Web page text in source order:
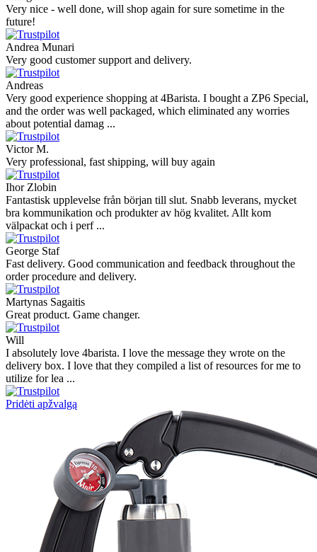
Very nice - well done, will shop again for sure sometime in the
future!
Andrea Munari
Very good customer support and delivery.
Andreas
Very good experience shopping at 4Barista. I bought a ZP6 Special,
and the order was well packaged, which eliminated any worries
about potential damag ...
Victor M.
Very professional, fast shipping, will buy again
Ihor Zlobin
Fantastisk upplevelse från början till slut. Snabb leverans, mycket
bra kommunikation och produkter av hög kvalitet. Allt kom
välpackat och i perf ...
George Staf
Fast delivery. Good communication and feedback throughout the
order procedure and delivery.
Martynas Sagaitis
Great product. Game changer.
Will
I absolutely love 4barista. I love the message they wrote on the
delivery box. I love that they compiled a list of resources for me to
utilize for lea ...
Pridėti apžvalgą